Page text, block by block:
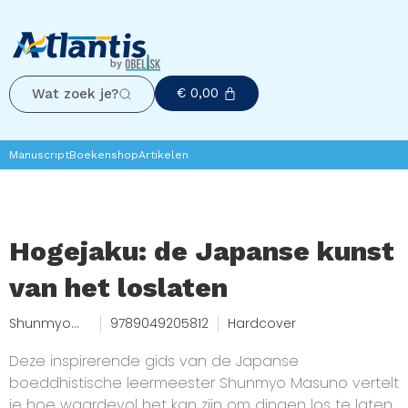
Wat zoek je? € 0,00
ManuscriptBoekenshopArtikelen
Hogejaku: de Japanse kunst
van het loslaten
Shunmyo
9789049205812 Hardcover
Deze inspirerende gids van de Japanse
boeddhistische leermeester Shunmyo Masuno vertelt